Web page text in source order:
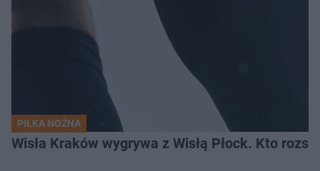
PIŁKA NOŻNA
Wisła Kraków wygrywa z Wisłą Płock. Kto